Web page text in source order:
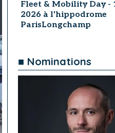
Fleet & Mobility Day -
2026 à l'hippodrome
ParisLongchamp
■ Nominations